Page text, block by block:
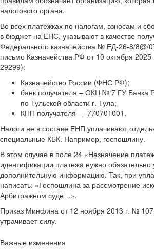
налогового органа.
Во всех платежках по налогам, взносам и
в бюджет на ЕНС, указывают в качестве
Федерального казначейства № ЕД-26-8/8@/
письмо Казначейства РФ от 10 октября
29299):
Казначейство России (ФНС РФ);
банк получателя – ОКЦ № 7 ГУ
по Тульской области г. Тула;
КПП получателя — 770701001.
Налоги не в составе ЕНП уплачивают
специальные КБК. Например, госпошлину.
В этом случае в поле 24 «Назначение
идентификации платежа нужно обязательно
дополнительную информацию. Так, при
написать: «Госпошлина за рассмотрение
Арбитражном суде…».
Приказ Минфина от 12 ноября 2013 г. №
утрачивает силу.
Важные изменения